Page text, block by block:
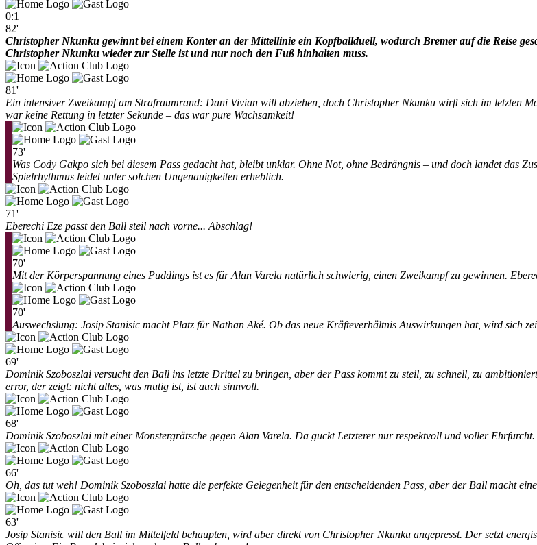
0:1
82'
Christopher Nkunku gewinnt bei einem Konter an der Mittellinie ein Kopfballduell, wodurch Bremer auf die Reise
Christopher Nkunku wieder zur Stelle ist und nur noch den Fuß hinhalten muss.
81'
Ein intensiver Zweikampf am Strafraumrand: Dani Vivian will abziehen, doch Christopher Nkunku wirft sich im letzten
war keine Rettung in letzter Sekunde – das war pure Wachsamkeit!
73'
Was Cody Gakpo sich bei diesem Pass gedacht hat, bleibt unklar. Ohne Not, ohne Bedrängnis – und doch landet das
Spielrhythmus leidet unter solchen Ungenauigkeiten erheblich.
71'
Eberechi Eze passt den Ball steil nach vorne... Abschlag!
70'
Mit der Körperspannung eines Puddings ist es für Alan Varela natürlich schwierig, einen Zweikampf zu gewinnen.
70'
Auswechslung: Josip Stanisic macht Platz für Nathan Aké. Ob das neue Kräfteverhältnis Auswirkungen hat, wird sich
69'
Dominik Szoboszlai versucht den Ball ins letzte Drittel zu bringen, aber der Pass kommt zu steil, zu schnell, zu
error, der zeigt: nicht alles, was mutig ist, ist auch sinnvoll.
68'
Dominik Szoboszlai mit einer Monstergrätsche gegen Alan Varela. Da guckt Letzterer nur respektvoll und voller Ehrfurcht.
66'
Oh, das tut weh! Dominik Szoboszlai hatte die perfekte Gelegenheit für den entscheidenden Pass, aber der Ball macht
63'
Josip Stanisic will den Ball im Mittelfeld behaupten, wird aber direkt von Christopher Nkunku angepresst. Der setzt